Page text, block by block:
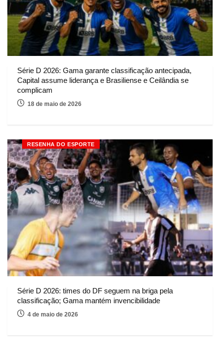
Série D 2026: Gama garante classificação antecipada,
Capital assume liderança e Brasiliense e Ceilândia se
complicam
18 de maio de 2026
RESENHA DO ESPORTE
Série D 2026: times do DF seguem na briga pela
classificação; Gama mantém invencibilidade
4 de maio de 2026